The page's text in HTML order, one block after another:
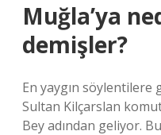
Muğla’ya
demişler?
En yaygın söylentilere
Sultan Kilçarslan
Bey adından geliyor.